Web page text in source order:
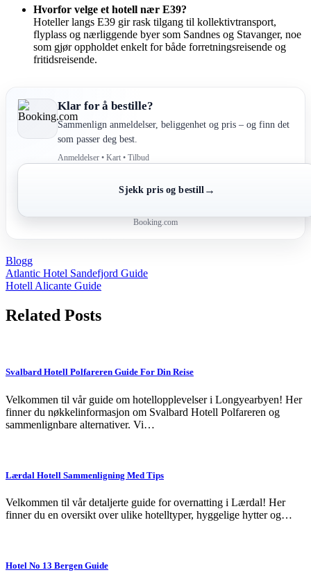
Hvorfor velge et hotell nær E39?
Hoteller langs E39 gir rask tilgang til kollektivtransport,
flyplass og nærliggende byer som Sandnes og Stavanger, noe
som gjør oppholdet enkelt for både forretningsreisende og
fritidsreisende.
Klar for å bestille?
Sammenlign anmeldelser, beliggenhet og pris – og finn det
som passer deg best.
Anmeldelser • Kart • Tilbud
Sjekk pris og bestill →
Booking.com
Blogg
Post
navigation
Atlantic Hotel Sandefjord Guide
Hotell Alicante Guide
Related Posts
Svalbard Hotell Polfareren Guide For Din Reise
Velkommen til vår guide om hotellopplevelser i Longyearbyen! Her
finner du nøkkelinformasjon om Svalbard Hotell Polfareren og
sammenlignbare alternativer. Vi…
Lærdal Hotell Sammenligning Med Tips
Velkommen til vår detaljerte guide for overnatting i Lærdal! Her
finner du en oversikt over ulike hotelltyper, hyggelige hytter og…
Hotel No 13 Bergen Guide